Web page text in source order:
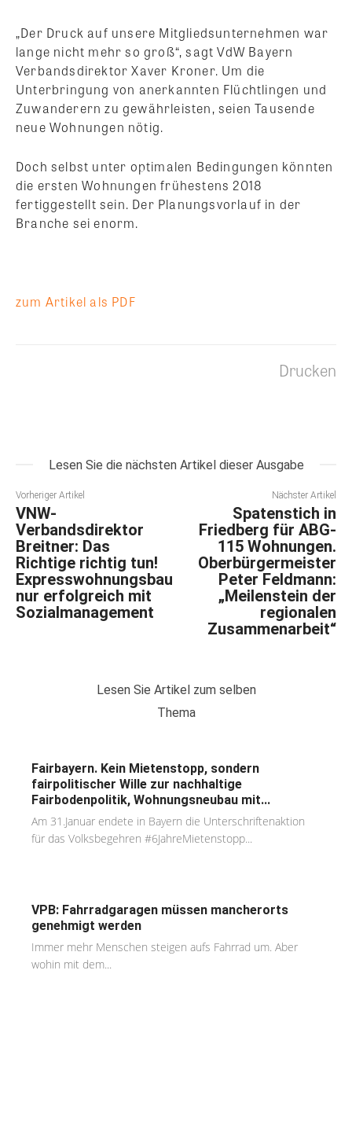
„Der Druck auf unsere Mitgliedsunternehmen war
lange nicht mehr so groß“, sagt VdW Bayern
Verbandsdirektor Xaver Kroner. Um die
Unterbringung von anerkannten Flüchtlingen und
Zuwanderern zu gewährleisten, seien Tausende
neue Wohnungen nötig.
Doch selbst unter optimalen Bedingungen könnten
die ersten Wohnungen frühestens 2018
fertiggestellt sein. Der Planungsvorlauf in der
Branche sei enorm.
zum Artikel als PDF
Drucken
Lesen Sie die nächsten Artikel dieser Ausgabe
Vorheriger Artikel
VNW-
Verbandsdirektor
Breitner: Das
Richtige richtig tun!
Expresswohnungsbau
nur erfolgreich mit
Sozialmanagement
Nächster Artikel
Spatenstich in
Friedberg für ABG-
115 Wohnungen.
Oberbürgermeister
Peter Feldmann:
„Meilenstein der
regionalen
Zusammenarbeit“
Lesen Sie Artikel zum selben
Thema
Fairbayern. Kein Mietenstopp, sondern
fairpolitischer Wille zur nachhaltige
Fairbodenpolitik, Wohnungsneubau mit...
Am 31.Januar endete in Bayern die Unterschriftenaktion
für das Volksbegehren #6JahreMietenstopp...
VPB: Fahrradgaragen müssen mancherorts
genehmigt werden
Immer mehr Menschen steigen aufs Fahrrad um. Aber
wohin mit dem...